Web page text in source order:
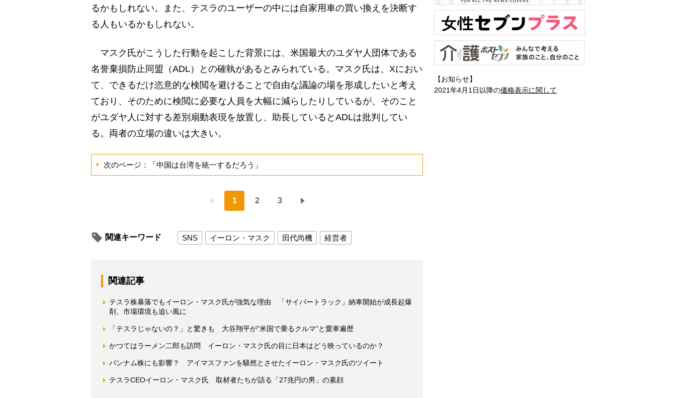
るかもしれない。また、テスラのユーザーの中には自家用車の買い換えを決断す
る人もいるかもしれない。
マスク氏がこうした行動を起こした背景には、米国最大のユダヤ人団体である
名誉棄損防止同盟（ADL）との確執があるとみられている。マスク氏は、Xにおい
て、できるだけ恣意的な検閲を避けることで自由な議論の場を形成したいと考え
ており、そのために検閲に必要な人員を大幅に減らしたりしているが、そのこと
がユダヤ人に対する差別扇動表現を放置し、助長しているとADLは批判してい
る。両者の立場の違いは大きい。
次のページ：「中国は台湾を統一するだろう」
1 2 3
関連キーワード SNS イーロン・マスク 田代尚機 経営者
関連記事
テスラ株暴落でもイーロン・マスク氏が強気な理由 「サイバートラック」納車開始が成長起爆
剤、市場環境も追い風に
「テスラじゃないの？」と驚きも 大谷翔平が“米国で乗るクルマ”と愛車遍歴
かつてはラーメン二郎も訪問 イーロン・マスク氏の目に日本はどう映っているのか？
バンナム株にも影響？ アイマスファンを騒然とさせたイーロン・マスク氏のツイート
テスラCEOイーロン・マスク氏 取材者たちが語る「27兆円の男」の素顔
【お知らせ】
2021年4月1日以降の価格表示に関して